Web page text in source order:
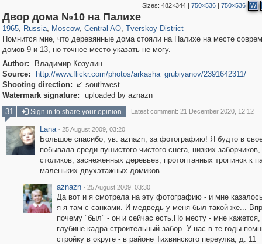
Sizes:482×344 |750×536 |750×536 W
Двор дома №10 на Палихе
1965, Russia
1,406,849 29,243
, Moscow
319,861 8,286
, Central AO
160,009 5,916
, Tverskoy District
53,052
Помнится мне, что деревянные дома стояли на Палихе на месте
домов 9 и 13, но точное место указать не могу.
Author:
Владимир Козулин
Source:
http://www.flickr.com/photos/arkasha_grubiyanov/2391642311/
Shooting direction:  southwest
Watermark signature:
uploaded by aznazn
31
Sign in to share your opinion Latest comment: 21 December 2020, 12:12
Lana · 25 August 2009, 03:20
Большое спасибо, ув. aznazn, за фотографию! Я будто в
побывала среди пушистого чистого снега, низких
столиков, заснеженных деревьев, протоптанных тропинок к
маленьких двухэтажных домиков...
aznazn · 25 August 2009, 03:30
Да вот и я смотрела на эту фотографию - и мне
я я там с санками. И медведь у меня был такой же...
почему "был" - он и сейчас есть.По месту - мне
глубине кадра строительный забор. У нас в те годы
стройку в округе - в районе Тихвинского переулка, д. 11